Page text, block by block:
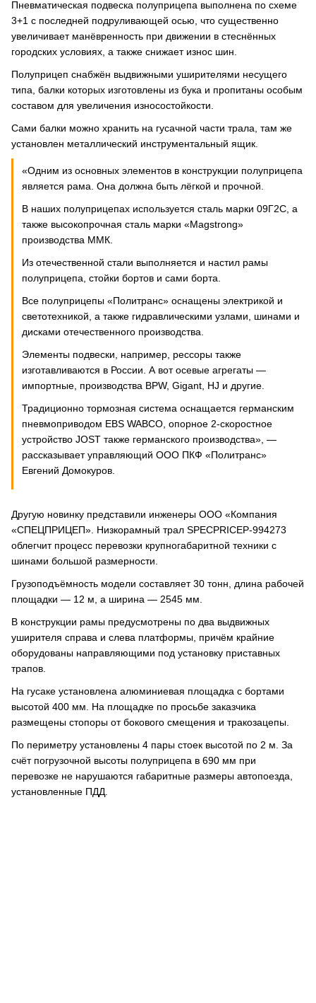
Пневматическая подвеска полуприцепа выполнена по схеме
3+1 с последней подруливающей осью, что существенно
увеличивает манёвренность при движении в стеснённых
городских условиях, а также снижает износ шин.
Полуприцеп снабжён выдвижными уширителями несущего
типа, балки которых изготовлены из бука и пропитаны особым
составом для увеличения износостойкости.
Сами балки можно хранить на гусачной части трала, там же
установлен металлический инструментальный ящик.
«Одним из основных элементов в конструкции полуприцепа
является рама. Она должна быть лёгкой и прочной.
В наших полуприцепах используется сталь марки 09Г2С, а
также высокопрочная сталь марки «Magstrong»
производства ММК.
Из отечественной стали выполняется и настил рамы
полуприцепа, стойки бортов и сами борта.
Все полуприцепы «Политранс» оснащены электрикой и
светотехникой, а также гидравлическими узлами, шинами и
дисками отечественного производства.
Элементы подвески, например, рессоры также
изготавливаются в России. А вот осевые агрегаты —
импортные, производства BPW, Gigant, HJ и другие.
Традиционно тормозная система оснащается германским
пневмоприводом EBS WABCO, опорное 2-скоростное
устройство JOST также германского производства», —
рассказывает управляющий ООО ПКФ «Политранс»
Евгений Домокуров.
Другую новинку представили инженеры ООО «Компания
«СПЕЦПРИЦЕП». Низкорамный трал SPECPRICEP-994273
облегчит процесс перевозки крупногабаритной техники с
шинами большой размерности.
Грузоподъёмность модели составляет 30 тонн, длина рабочей
площадки — 12 м, а ширина — 2545 мм.
В конструкции рамы предусмотрены по два выдвижных
уширителя справа и слева платформы, причём крайние
оборудованы направляющими под установку приставных
трапов.
На гусаке установлена алюминиевая площадка с бортами
высотой 400 мм. На площадке по просьбе заказчика
размещены стопоры от бокового смещения и тракозацепы.
По периметру установлены 4 пары стоек высотой по 2 м. За
счёт погрузочной высоты полуприцепа в 690 мм при
перевозке не нарушаются габаритные размеры автопоезда,
установленные ПДД.